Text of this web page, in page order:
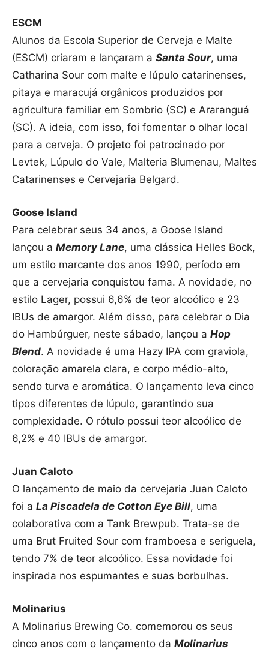
ESCM
Alunos da Escola Superior de Cerveja e Malte
(ESCM) criaram e lançaram a Santa Sour, uma
Catharina Sour com malte e lúpulo catarinenses,
pitaya e maracujá orgânicos produzidos por
agricultura familiar em Sombrio (SC) e Araranguá
(SC). A ideia, com isso, foi fomentar o olhar local
para a cerveja. O projeto foi patrocinado por
Levtek, Lúpulo do Vale, Malteria Blumenau, Maltes
Catarinenses e Cervejaria Belgard.
Goose Island
Para celebrar seus 34 anos, a Goose Island
lançou a Memory Lane, uma clássica Helles Bock,
um estilo marcante dos anos 1990, período em
que a cervejaria conquistou fama. A novidade, no
estilo Lager, possui 6,6% de teor alcoólico e 23
IBUs de amargor. Além disso, para celebrar o Dia
do Hambúrguer, neste sábado, lançou a Hop
Blend. A novidade é uma Hazy IPA com graviola,
coloração amarela clara, e corpo médio-alto,
sendo turva e aromática. O lançamento leva cinco
tipos diferentes de lúpulo, garantindo sua
complexidade. O rótulo possui teor alcoólico de
6,2% e 40 IBUs de amargor.
Juan Caloto
O lançamento de maio da cervejaria Juan Caloto
foi a La Piscadela de Cotton Eye Bill, uma
colaborativa com a Tank Brewpub. Trata-se de
uma Brut Fruited Sour com framboesa e seriguela,
tendo 7% de teor alcoólico. Essa novidade foi
inspirada nos espumantes e suas borbulhas.
Molinarius
A Molinarius Brewing Co. comemorou os seus
cinco anos com o lançamento da Molinarius